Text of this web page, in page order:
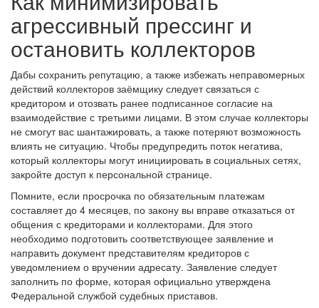
агрессивный прессинг и
остановить коллекторов
Дабы сохранить репутацию, а также избежать неправомерных
действий коллекторов заёмщику следует связаться с
кредитором и отозвать ранее подписанное согласие на
взаимодействие с третьими лицами. В этом случае коллекторы
не смогут вас шантажировать, а также потеряют возможность
влиять не ситуацию. Чтобы предупредить поток негатива,
который коллекторы могут инициировать в социальных сетях,
закройте доступ к персональной странице.
Помните, если просрочка по обязательным платежам
составляет до 4 месяцев, по закону вы вправе отказаться от
общения с кредиторами и коллекторами. Для этого
необходимо подготовить соответствующее заявление и
направить документ представителям кредиторов с
уведомлением о вручении адресату. Заявление следует
заполнить по форме, которая официально утверждена
Федеральной службой судебных приставов.